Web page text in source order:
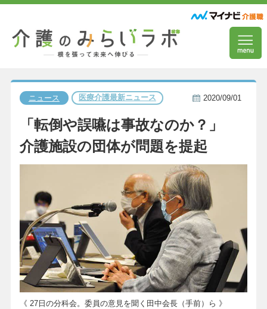
ニュース 医療介護最新ニュース 2020/09/01
「転倒や誤嚥は事故なのか？」
介護施設の団体が問題を提起
《 27日の分科会。委員の意見を聞く田中会長（手前）ら 》